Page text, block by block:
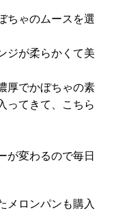
ちゃのムースを選
ジが柔らかくて美
厚でかぼちゃの素
ってきて、こちら
が変わるので毎日
メロンパンも購入